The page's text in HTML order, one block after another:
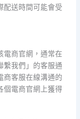
配送時間可能會受
電商官網，通常在
繫我們」的客服通
商客服在線溝通的
個電商官網上獲得